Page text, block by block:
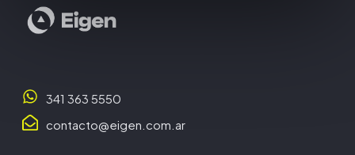
341 363 5550
contacto@eigen.com.ar